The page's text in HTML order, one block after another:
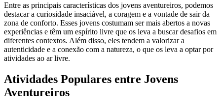
Entre as principais características dos jovens aventureiros, podemos
destacar a curiosidade insaciável, a coragem e a vontade de sair da
zona de conforto. Esses jovens costumam ser mais abertos a novas
experiências e têm um espírito livre que os leva a buscar desafios em
diferentes contextos. Além disso, eles tendem a valorizar a
autenticidade e a conexão com a natureza, o que os leva a optar por
atividades ao ar livre.
Atividades Populares entre Jovens
Aventureiros